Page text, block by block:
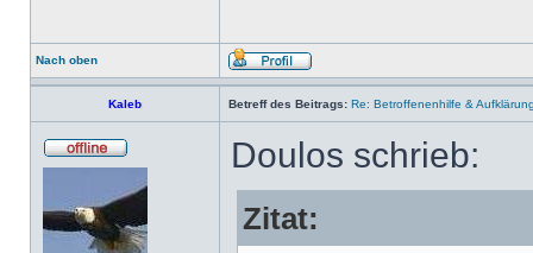
Nach oben
Kaleb Betreff des Beitrags: Re: Betroffenenhilfe &
Doulos schrieb:
Zitat: